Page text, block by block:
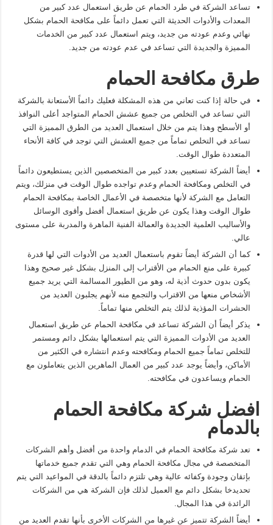
تساعد الشركة في طرد الحمام عن طريق استعمال عدد كبير من
المعدات والأدوات الحديثة التي تعمل دائماً على مكافحة الحمام بشكل
نهائي وعدم عودته من جديد، ويتم استعمال عدد كبير من الخدمات
المميزة والجديدة التي تساعد في عدم عودته من جديد.
طرق مكافحة الحمام
في حالة إذا كنت تعاني من هذه المشكلة فعليك دائماً الأستعانة بالشركة
التي تساعد في التخلص من جميع عشش الحمام المتواجد أعلى النوافذ
أو الأسطح وهذا يتم من خلال استعمال العديد من الطرق المميزة التي
تساعد في التخلص تماماً من جميع العشش التي توجد في كافة الأنحاء
المتعددة طوال الوقت.
أيضاً الشركة تستعيين بعدد كبير من المتخصصين الذين يستطيعون دائماً
في التخلص ومكافحة الحمام وعدم تواجده طوال الوقت في منزلك، ويتم
التعامل مع الشركة لأنها متخصصة في الأعمال الخاصة بمكافحة الحمام
طوال الوقت وهذا يكون عن طريق استعمال أفضل وأقوى الوسائل
والأساليب العلمية الجديدة والعمالة الفنية الماهرة والمدربة على مستوى
عالي.
كما أن الشركة أيضاً تقوم باستعمال العديد من الأدوات التي لها قدرة
كبيرة على منع الحمام من الأقتراب إلى المنزل بشكل غير صحيح وهذا
يكون بدون حدوث أذية له، وهو من الطيور المسالمة التي يريد جميع
الأشخاص منعها من الاقتراب والتجمع منه لأنهم يجلبون العديد من
الحشرات المؤذية لذلك يتم التخلص منها تماماً.
يذكر أيضاً أن الشركة تساعد في مكافحة الحمام عن طريق استعمال
العديد من الأدوات المميزة التي يتم استعمالها بشكل دائم ومستمر
للتخلص تماماً جميع الحمام ومكافحته وعدم انتشاره في الكثير من
الأماكن، وأيضاً يوجد عدد كبير من العمال الماهرين الذين يتعاملون مع
الحمام ويساعدون في مكافحته.
افضل شركة مكافحة الحمام
بالدمام
تعد شركة مكافحة الحمام في الدمام واحدة من أفضل وأهم الشركات
المتخصصة في مجال مكافحة الحمام وهي التي تقدم جميع خدماتها
بإتقان وجودة وكفائه عالية وهي تلتزم دائماً بالدقة في المواعيد التي يتم
تحديدخا بشكل دائم مع العميل لذلك فإن الشركة هي من الشركات
الرائدة في هذا المجال.
أيضاً الشركة تتميز عن غيرها من الشركات الأخرى بأنها تقدم العديد من